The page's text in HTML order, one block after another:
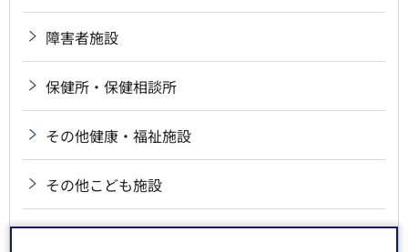
障害者施設
保健所・保健相談所
その他健康・福祉施設
その他こども施設
小学校・中学校・義務教育学校